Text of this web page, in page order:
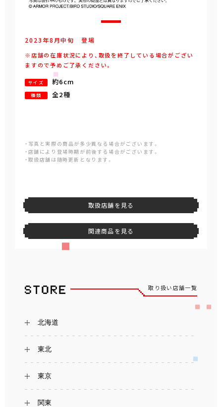
2023年8 月中旬 登場
※店舗の在庫状況により、取扱を終了している場合がござい
ますので予めご了承ください。
サイズ 約6cm
種類 全2種
・写真と実際の商品が多少異なる場合がございます。
・店舗により登場時期が前後する場合がございます。
・取扱店舗は随時更新となります。
取扱店舗を見る
関連商品を見る
取り扱い店舗一覧
北海道
東北
東京
関東